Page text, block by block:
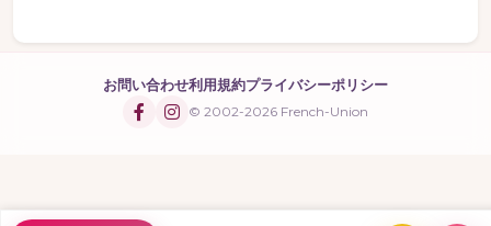
お問い合わせ利用規約プライバシーポリシー
© 2002-2026 French-Union